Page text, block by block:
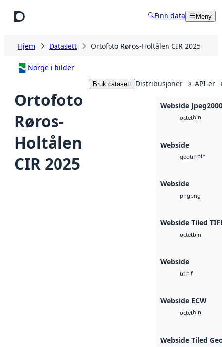
Finn data Meny
Hjem Datasett Ortofoto Røros-Holtålen CIR 2025
Norge i bilder
Ortofoto
Røros-
Holtålen
CIR 2025
Bruk datasett Distribusjoner 8 API-er
Webside Jpeg2000
octetbin
Webside
geotiffbin
Webside
pngpng
Webside Tiled
octetbin
Webside
tifftif
Webside ECW
octetbin
Webside Tiled